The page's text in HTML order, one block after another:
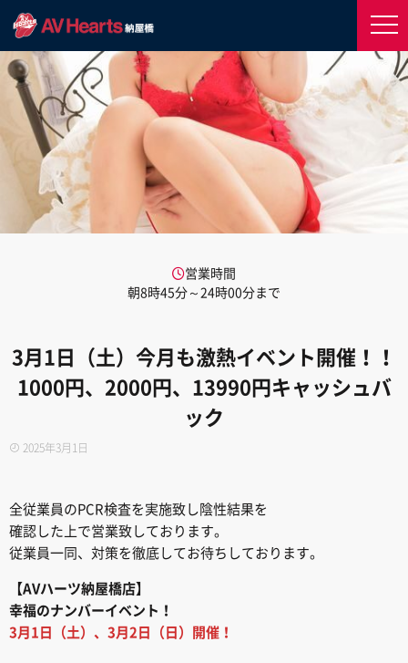
営業時間
朝8時45分～24時00分まで
3月1日（土）今月も激熱イベント開催！！
1000円、2000円、13990円キャッシュバ
ック
2025年3月1日
全従業員のPCR検査を実施致し陰性結果を
確認した上で営業致しております。
従業員一同、対策を徹底してお待ちしております。
【AVハーツ納屋橋店】
幸福のナンバーイベント！
3月1日（土）、3月2日（日）開催！